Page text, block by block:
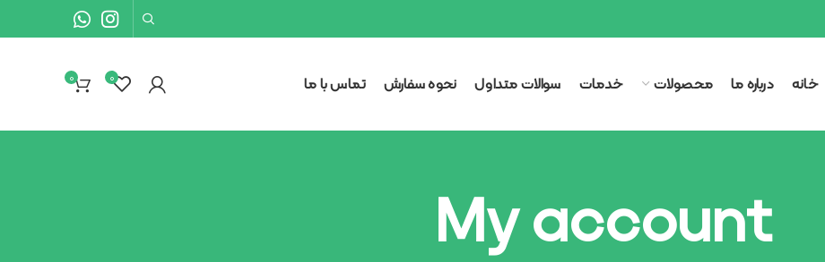
خانه درباره ما محصولات خدمات سوالات متداول نحوه سفارش تماس با ما ۰ 0
My account